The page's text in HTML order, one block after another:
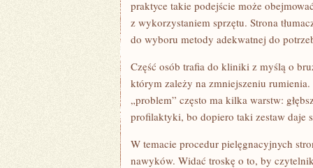
praktyce takie podejście może
z wykorzystaniem sprzętu. Strona
do wyboru metody adekwatnej do
Część osób trafia do kliniki z myślą o
którym zależy na zmniejszeniu
„problem” często ma kilka warstw:
profilaktyki, bo dopiero taki zestaw daje
W temacie procedur pielęgnacyjnych
nawyków. Widać troskę o to, by